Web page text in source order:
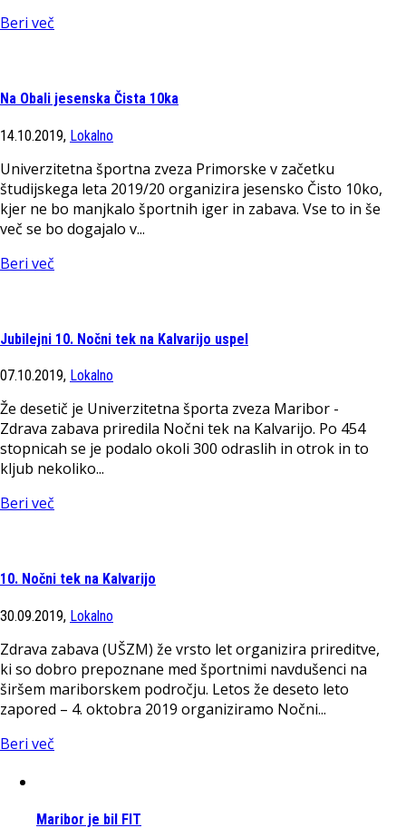
Beri več
Na Obali jesenska Čista 10ka
14.10.2019, Lokalno
Univerzitetna športna zveza Primorske v začetku
študijskega leta 2019/20 organizira jesensko Čisto 10ko,
kjer ne bo manjkalo športnih iger in zabava. Vse to in še
več se bo dogajalo v...
Beri več
Jubilejni 10. Nočni tek na Kalvarijo uspel
07.10.2019, Lokalno
Že desetič je Univerzitetna športa zveza Maribor -
Zdrava zabava priredila Nočni tek na Kalvarijo. Po 454
stopnicah se je podalo okoli 300 odraslih in otrok in to
kljub nekoliko...
Beri več
10. Nočni tek na Kalvarijo
30.09.2019, Lokalno
Zdrava zabava (UŠZM) že vrsto let organizira prireditve,
ki so dobro prepoznane med športnimi navdušenci na
širšem mariborskem področju. Letos že deseto leto
zapored – 4. oktobra 2019 organiziramo Nočni...
Beri več
Maribor je bil FIT